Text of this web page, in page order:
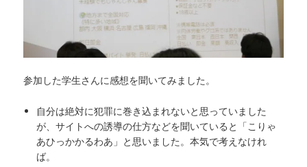
参加した学生さんに感想を聞いてみました。
自分は絶対に犯罪に巻き込まれないと思っていました
が、サイトへの誘導の仕方などを聞いていると「こりゃ
あひっかかるわあ」と思いました。本気で考えなけれ
ば。